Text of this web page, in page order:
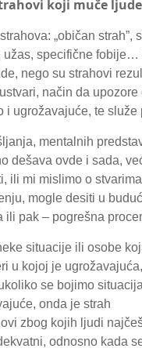
koji muče
„običan strah”,
užas, specifične fobije…
nego su strahovi
način da upozore
i ugrožavajuće, te služe
mentalnih
dešava ovde i sada,
ili mi mislimo o
mogle desiti u
ili pak – pogrešna
situacije ili osobe
u kojoj je
se bojimo
onda je strah
zbog kojih ljudi
odnosno kada